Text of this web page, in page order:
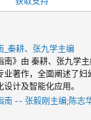
_秦耕、张九学主编
南》由 秦耕、张九学
业著作，全面阐述了
计及智能化应用。
南 -- 张毅刚主编;陈志